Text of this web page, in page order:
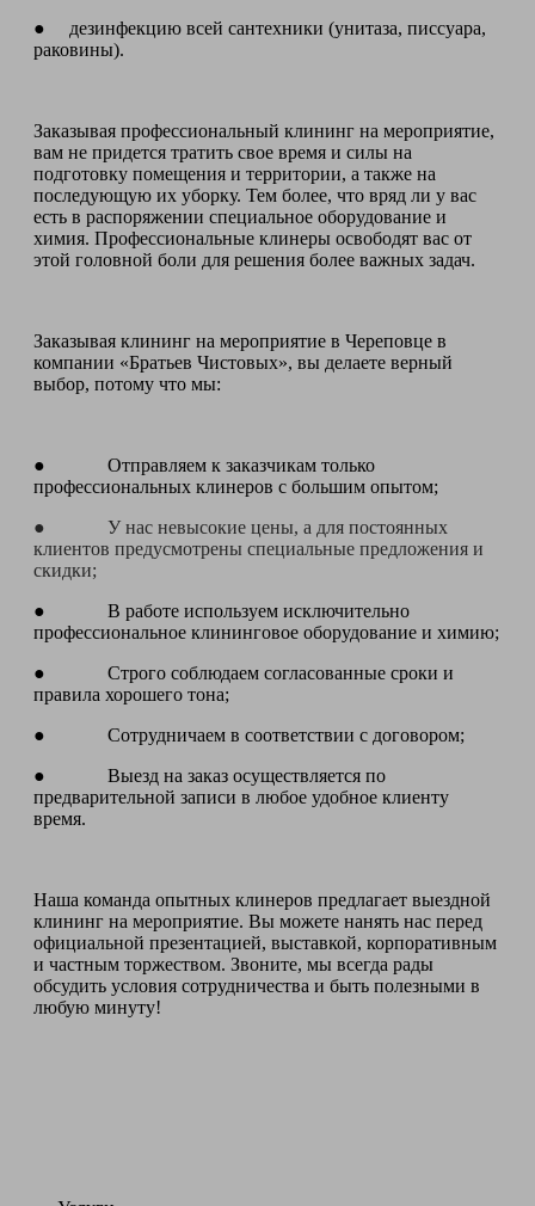
● дезинфекцию всей сантехники (унитаза, писсуара,
раковины).
Заказывая профессиональный клининг на мероприятие,
вам не придется тратить свое время и силы на
подготовку помещения и территории, а также на
последующую их уборку. Тем более, что вряд ли у вас
есть в распоряжении специальное оборудование и
химия. Профессиональные клинеры освободят вас от
этой головной боли для решения более важных задач.
Заказывая клининг на мероприятие в Череповце в
компании «Братьев Чистовых», вы делаете верный
выбор, потому что мы:
● Отправляем к заказчикам только
профессиональных клинеров с большим опытом;
● У нас невысокие цены, а для постоянных
клиентов предусмотрены специальные предложения и
скидки;
● В работе используем исключительно
профессиональное клининговое оборудование и химию;
● Строго соблюдаем согласованные сроки и
правила хорошего тона;
● Сотрудничаем в соответствии с договором;
● Выезд на заказ осуществляется по
предварительной записи в любое удобное клиенту
время.
Наша команда опытных клинеров предлагает выездной
клининг на мероприятие. Вы можете нанять нас перед
официальной презентацией, выставкой, корпоративным
и частным торжеством. Звоните, мы всегда рады
обсудить условия сотрудничества и быть полезными в
любую минуту!